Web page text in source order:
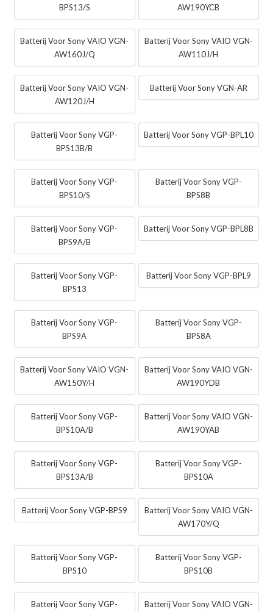
BPS13/S
AW190YCB
Batterij Voor Sony VAIO VGN-
AW160J/Q
Batterij Voor Sony VAIO VGN-
AW110J/H
Batterij Voor Sony VAIO VGN-
AW120J/H
Batterij Voor Sony VGN-AR
Batterij Voor Sony VGP-
BPS13B/B
Batterij Voor Sony VGP-BPL10
Batterij Voor Sony VGP-
BPS10/S
Batterij Voor Sony VGP-
BPS8B
Batterij Voor Sony VGP-
BPS9A/B
Batterij Voor Sony VGP-BPL8B
Batterij Voor Sony VGP-
BPS13
Batterij Voor Sony VGP-BPL9
Batterij Voor Sony VGP-
BPS9A
Batterij Voor Sony VGP-
BPS8A
Batterij Voor Sony VAIO VGN-
AW150Y/H
Batterij Voor Sony VAIO VGN-
AW190YDB
Batterij Voor Sony VGP-
BPS10A/B
Batterij Voor Sony VAIO VGN-
AW190YAB
Batterij Voor Sony VGP-
BPS13A/B
Batterij Voor Sony VGP-
BPS10A
Batterij Voor Sony VGP-BPS9
Batterij Voor Sony VAIO VGN-
AW170Y/Q
Batterij Voor Sony VGP-
BPS10
Batterij Voor Sony VGP-
BPS10B
Batterij Voor Sony VGP-
Batterij Voor Sony VAIO VGN-